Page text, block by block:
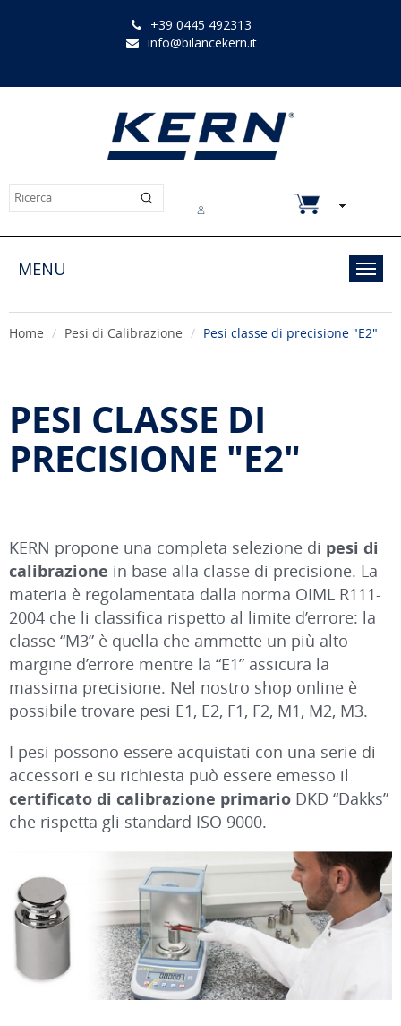
+39 0445 492313
info@bilancekern.it
MENU
Home Pesi di Calibrazione Pesi classe di precisione "E2"
PESI CLASSE DI
PRECISIONE "E2"
KERN propone una completa selezione di pesi di
calibrazione in base alla classe di precisione. La
materia è regolamentata dalla norma OIML R111-
2004 che li classifica rispetto al limite d’errore: la
classe “M3” è quella che ammette un più alto
margine d’errore mentre la “E1” assicura la
massima precisione. Nel nostro shop online è
possibile trovare pesi E1, E2, F1, F2, M1, M2, M3.
I pesi possono essere acquistati con una serie di
accessori e su richiesta può essere emesso il
certificato di calibrazione primario DKD “Dakks”
che rispetta gli standard ISO 9000.